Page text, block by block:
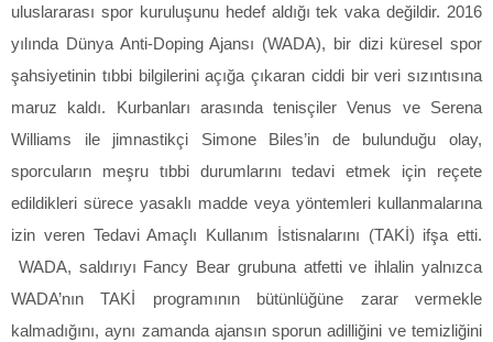
uluslararası spor kuruluşunu hedef aldığı tek vaka değildir. 2016
yılında Dünya Anti-Doping Ajansı (WADA), bir dizi küresel spor
şahsiyetinin tıbbi bilgilerini açığa çıkaran ciddi bir veri sızıntısına
maruz kaldı. Kurbanları arasında tenisçiler Venus ve Serena
Williams ile jimnastikçi Simone Biles’in de bulunduğu olay,
sporcuların meşru tıbbi durumlarını tedavi etmek için reçete
edildikleri sürece yasaklı madde veya yöntemleri kullanmalarına
izin veren Tedavi Amaçlı Kullanım İstisnalarını (TAKİ) ifşa etti.
WADA, saldırıyı Fancy Bear grubuna atfetti ve ihlalin yalnızca
WADA’nın TAKİ programının bütünlüğüne zarar vermekle
kalmadığını, aynı zamanda ajansın sporun adilliğini ve temizliğini